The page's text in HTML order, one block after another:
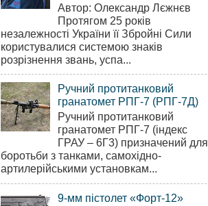
Автор: Олександр Лєжнєв
Протягом 25 років
незалежності України її Збройні Сили
користувалися системою знаків
розрізнення звань, успа...
Ручний протитанковий
гранатомет РПГ-7 (РПГ-7Д)
Ручний протитанковий
гранатомет РПГ-7 (індекс
ГРАУ – 6Г3) призначений для
боротьби з танками, самохідно-
артилерійськими установкам...
9-мм пістолет «Форт-12»